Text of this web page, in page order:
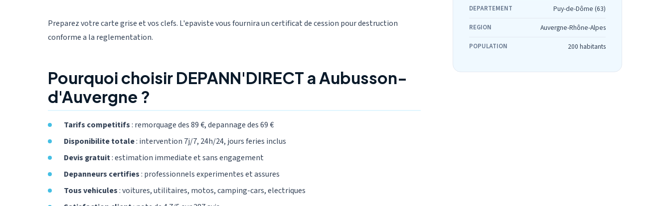
Preparez votre carte grise et vos clefs. L'epaviste vous fournira un certificat de cession pour destruction
conforme a la reglementation.
Pourquoi choisir DEPANN'DIRECT a Aubusson-
d'Auvergne ?
Tarifs competitifs: remorquage des 89 €, depannage des 69 €
Disponibilite totale: intervention 7j/7, 24h/24, jours feries inclus
Devis gratuit: estimation immediate et sans engagement
Depanneurs certifies: professionnels experimentes et assures
Tous vehicules: voitures, utilitaires, motos, camping-cars, electriques
DEPARTEMENT Puy-de-Dôme (63)
REGION Auvergne-Rhône-Alpes
POPULATION 200 habitants